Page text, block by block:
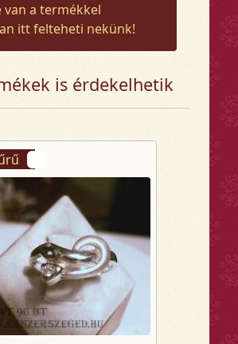
van a termékkel
itt felteheti nekünk!
is érdekelhetik